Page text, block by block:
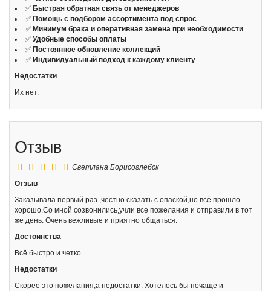
✅ Быстрая обратная связь от менеджеров
✅ Помощь с подбором ассортимента под спрос
✅ Минимум брака и оперативная замена при необходимости
✅ Удобные способы оплаты
✅ Постоянное обновление коллекций
✅ Индивидуальный подход к каждому клиенту
Недостатки
Их нет.
Отзыв
Светлана Борисоглебск
Отзыв
Заказывала первый раз ,честно сказать с опаской,но всё прошло
хорошо.Со мной созвонились,учли все пожелания и отправили в тот
же день. Очень вежливые и приятно общаться.
Достоинства
Всё быстро и четко.
Недостатки
Скорее это пожелания,а недостатки. Хотелось бы почаще и